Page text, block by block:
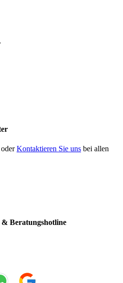
oderKontaktieren Sie uns bei allen
& Beratungshotline